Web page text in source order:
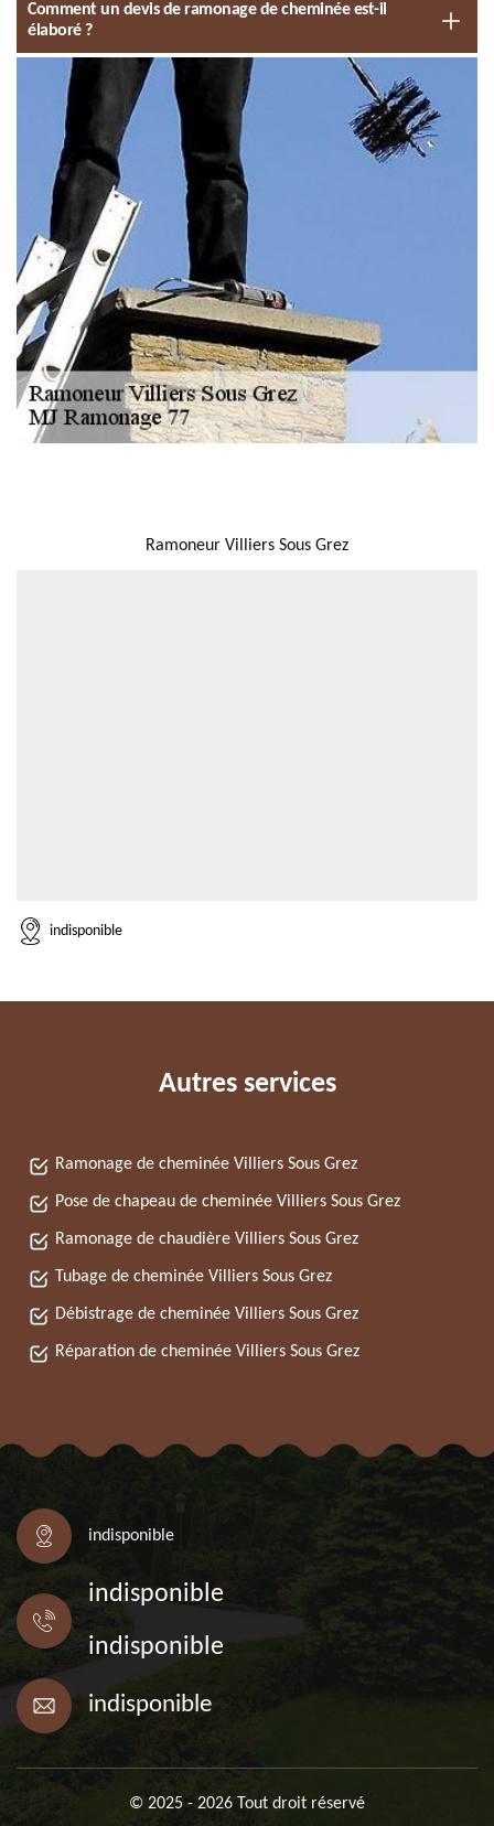
Comment un devis de ramonage de cheminée est-il
élaboré ?
Ramoneur Villiers Sous Grez
indisponible
Autres services
Ramonage de cheminée Villiers Sous Grez
Pose de chapeau de cheminée Villiers Sous Grez
Ramonage de chaudière Villiers Sous Grez
Tubage de cheminée Villiers Sous Grez
Débistrage de cheminée Villiers Sous Grez
Réparation de cheminée Villiers Sous Grez
indisponible
indisponible
indisponible
indisponible
© 2025 - 2026 Tout droit réservé